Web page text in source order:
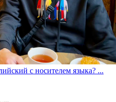
с носителем языка? ...